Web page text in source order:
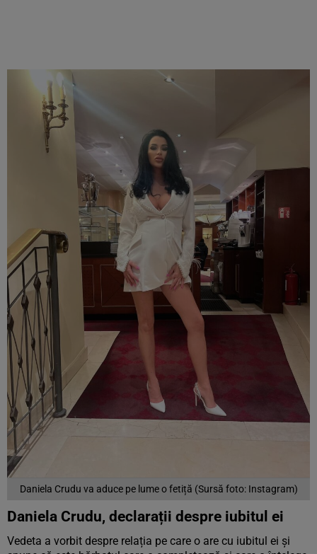
Daniela Crudu va aduce pe lume o fetiță (Sursă foto: Instagram)
Daniela Crudu, declarații despre iubitul ei
Vedeta a vorbit despre relația pe care o are cu iubitul ei și